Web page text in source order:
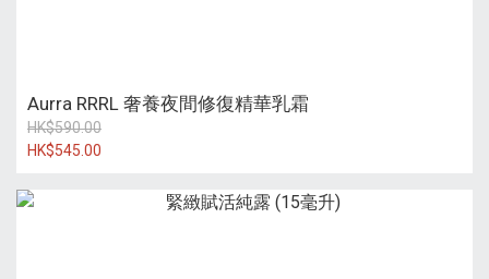
Aurra RRRL 奢養夜間修復精華乳霜
HK$590.00
HK$545.00